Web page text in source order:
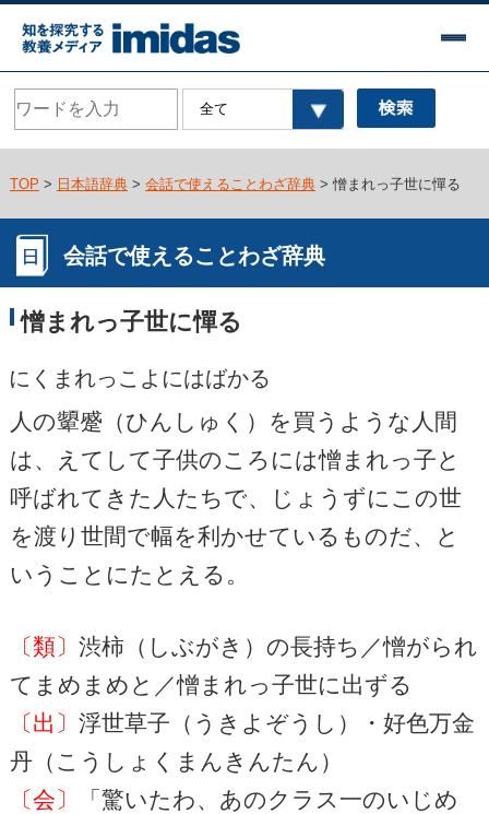
TOP > 日本語辞典> 会話で使えることわざ辞典> 憎まれっ子世に憚る
会話で使えることわざ辞典
憎まれっ子世に憚る
にくまれっこよにはばかる
人の顰蹙（ひんしゅく）を買うような人間
は、えてして子供のころには憎まれっ子と
呼ばれてきた人たちで、じょうずにこの世
を渡り世間で幅を利かせているものだ、と
いうことにたとえる。
〔類〕 渋柿（しぶがき）の長持ち／憎がられ
てまめまめと／憎まれっ子世に出ずる
〔出〕 浮世草子（うきよぞうし）・好色万金
丹（こうしょくまんきんたん）
〔会〕
「驚いたわ、あのクラス一のいじめ